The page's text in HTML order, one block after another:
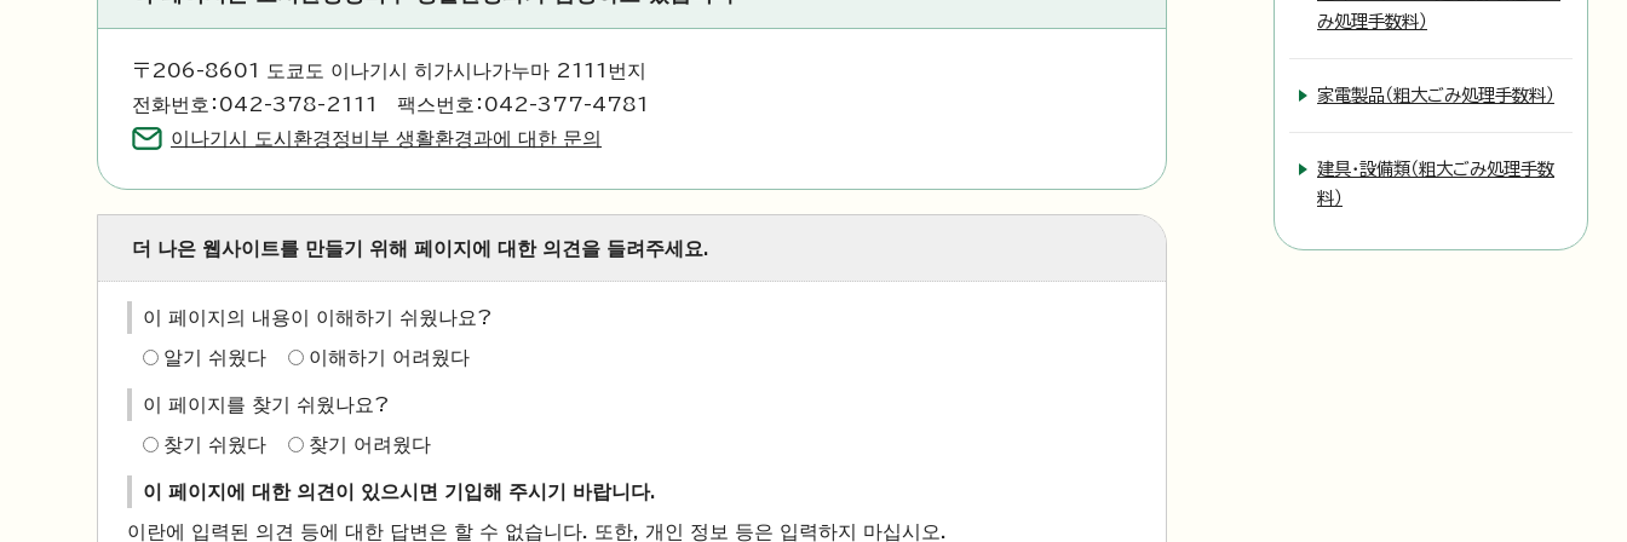
〒206-8601 도쿄도 이나기시 히가시나가누마 2111번지
전화번호：042-378-2111 팩스번호：042-377-4781
이나기시 도시환경정비부 생활환경과에 대한 문의
더 나은 웹사이트를 만들기 위해 페이지에 대한 의견을 들려주세요.
이 페이지의 내용이 이해하기 쉬웠나요?
알기 쉬웠다 이해하기 어려웠다
이 페이지를 찾기 쉬웠나요?
찾기 쉬웠다 찾기 어려웠다
이 페이지에 대한 의견이 있으시면 기입해 주시기 바랍니다.
이란에 입력된 의견 등에 대한 답변은 할 수 없습니다. 또한, 개인 정보 등은 입력하지 마십시오.
み処理手数料）
家電製品（粗大ごみ処理手数料）
建具・設備類（粗大ごみ処理手数
料）